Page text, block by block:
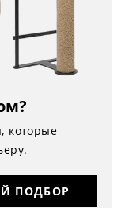
которые
ПОДБОР